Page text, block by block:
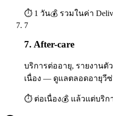
⏱ 1 วัน💰 รวมในค่า
7
7. After-care
บริการต่ออายุ, รายงานตัว
เนื่อง — ดูแลตลอดอายุวี
⏱ ต่อเนื่อง💰 แล้วแต่บริก